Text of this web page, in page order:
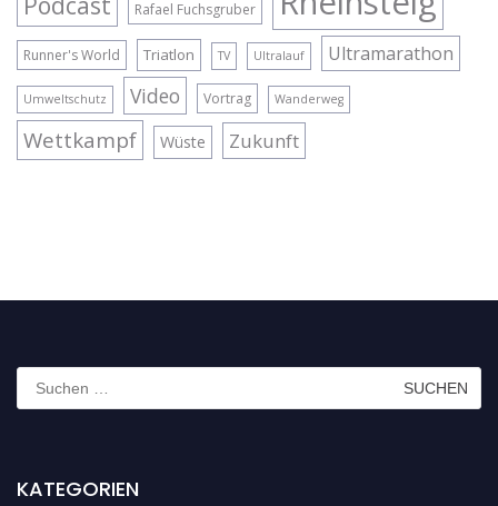
Rafael Fuchsgruber
Runner's World Triatlon TV Ultralauf Ultramarathon
Umweltschutz Video Vortrag Wanderweg
Wettkampf Wüste Zukunft
Suchen
nach:
KATEGORIEN